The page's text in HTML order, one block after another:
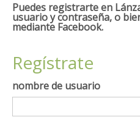
Puedes registrarte en
usuario y contraseña, o
mediante Facebook.
Regístrate
nombre de usuario